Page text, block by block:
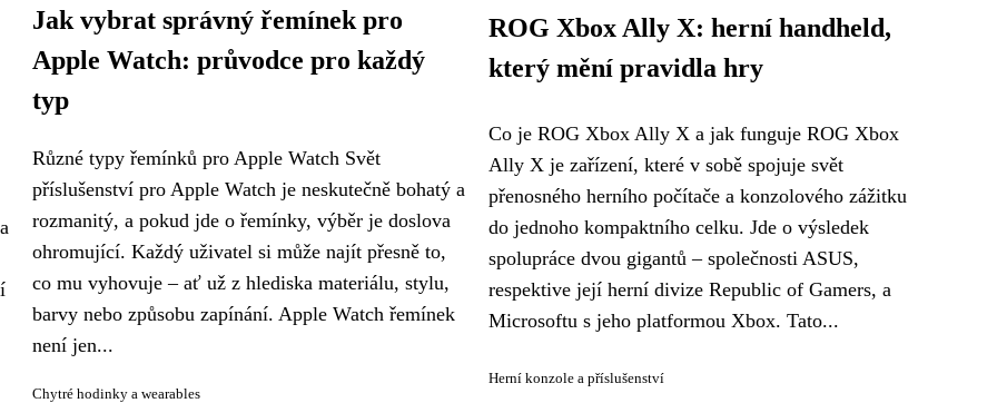
Jak vybrat správný řemínek pro
Apple Watch: průvodce pro každý
typ
Různé typy řemínků pro Apple Watch Svět
příslušenství pro Apple Watch je neskutečně bohatý a
rozmanitý, a pokud jde o řemínky, výběr je doslova
ohromující. Každý uživatel si může najít přesně to,
co mu vyhovuje – ať už z hlediska materiálu, stylu,
barvy nebo způsobu zapínání. Apple Watch řemínek
není jen...
Chytré hodinky a wearables
ROG Xbox Ally X: herní handheld,
který mění pravidla hry
Co je ROG Xbox Ally X a jak funguje ROG Xbox
Ally X je zařízení, které v sobě spojuje svět
přenosného herního počítače a konzolového zážitku
do jednoho kompaktního celku. Jde o výsledek
spolupráce dvou gigantů – společnosti ASUS,
respektive její herní divize Republic of Gamers, a
Microsoftu s jeho platformou Xbox. Tato...
Herní konzole a příslušenství